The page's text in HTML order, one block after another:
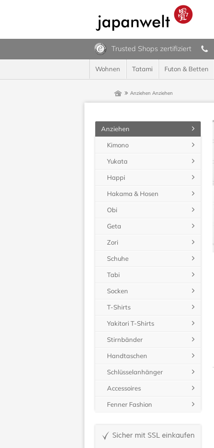
Trusted Shops zertifiziert
Wohnen Tatami Futon & Betten
AnziehenAnziehen
Anziehen
Kimono
Yukata
Happi
Hakama & Hosen
Obi
Geta
Zori
Schuhe
Tabi
Socken
T-Shirts
Yakitori T-Shirts
Stirnbänder
Handtaschen
Schlüsselanhänger
Accessoires
Fenner Fashion